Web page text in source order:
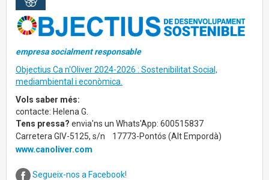
empresa socialment responsable
Objectius Ca n'Oliver 2024-2026 : Sostenibilitat Social,
mediambiental i econòmica.
Vols saber més:
contacte: Helena G.
Tens pressa? envia'ns un Whats'App: 600515837
Carretera GIV-5125, s/n 17773-Pontós (Alt Empordà)
www.canoliver.com
Segueix-nos a Facebook!